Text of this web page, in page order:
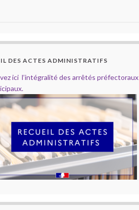
DES ACTES ADMINISTRATIFS
ici l’intégralité des arrêtés préfectoraux